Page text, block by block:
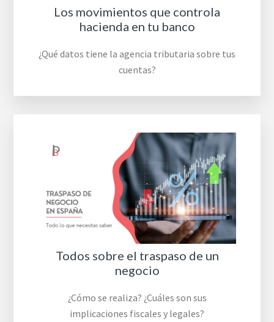
Los movimientos que controla
hacienda en tu banco
¿Qué datos tiene la agencia tributaria sobre tus
cuentas?
Todos sobre el traspaso de un
negocio
¿Cómo se realiza? ¿Cuáles son sus
implicaciones fiscales y legales?